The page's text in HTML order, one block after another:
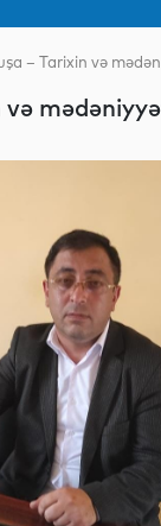
Xarici
– Tarixin və
və